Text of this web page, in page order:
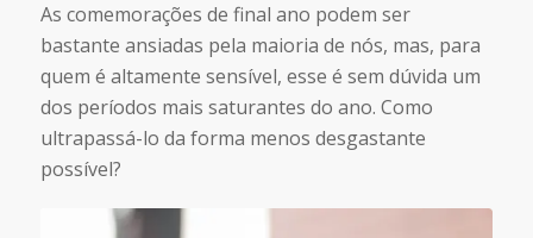
As comemorações de final ano podem ser
bastante ansiadas pela maioria de nós, mas, para
quem é altamente sensível, esse é sem dúvida um
dos períodos mais saturantes do ano. Como
ultrapassá-lo da forma menos desgastante
possível?